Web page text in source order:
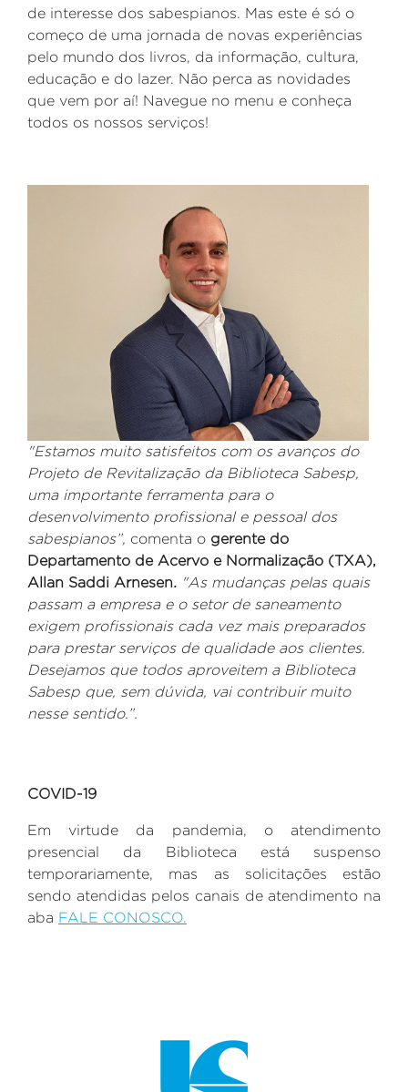
de interesse dos sabespianos. Mas este é só o
começo de uma jornada de novas experiências
pelo mundo dos livros, da informação, cultura,
educação e do lazer. Não perca as novidades
que vem por aí! Navegue no menu e conheça
todos os nossos serviços!
"Estamos muito satisfeitos com os avanços do
Projeto de Revitalização da Biblioteca Sabesp,
uma importante ferramenta para o
desenvolvimento profissional e pessoal dos
sabespianos”, comenta o gerente do
Departamento de Acervo e Normalização (TXA),
Allan Saddi Arnesen. "As mudanças pelas quais
passam a empresa e o setor de saneamento
exigem profissionais cada vez mais preparados
para prestar serviços de qualidade aos clientes.
Desejamos que todos aproveitem a Biblioteca
Sabesp que, sem dúvida, vai contribuir muito
nesse sentido.”.
COVID-19
Em virtude da pandemia, o atendimento
presencial da Biblioteca está suspenso
temporariamente, mas as solicitações estão
sendo atendidas pelos canais de atendimento na
aba FALE CONOSCO.